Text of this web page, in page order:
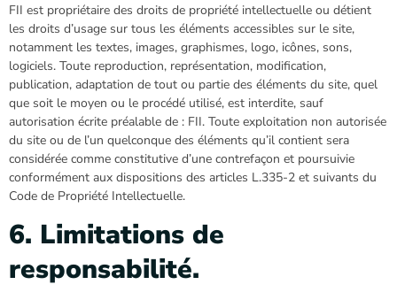
FII est propriétaire des droits de propriété intellectuelle ou détient
les droits d’usage sur tous les éléments accessibles sur le site,
notamment les textes, images, graphismes, logo, icônes, sons,
logiciels. Toute reproduction, représentation, modification,
publication, adaptation de tout ou partie des éléments du site, quel
que soit le moyen ou le procédé utilisé, est interdite, sauf
autorisation écrite préalable de : FII. Toute exploitation non autorisée
du site ou de l’un quelconque des éléments qu’il contient sera
considérée comme constitutive d’une contrefaçon et poursuivie
conformément aux dispositions des articles L.335-2 et suivants du
Code de Propriété Intellectuelle.
6. Limitations de
responsabilité.